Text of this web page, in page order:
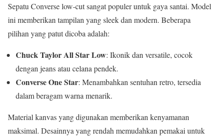
Sepatu Converse low-cut sangat populer untuk gaya santai. Model
ini memberikan tampilan yang sleek dan modern. Beberapa
pilihan yang patut dicoba adalah:
Chuck Taylor All Star Low: Ikonik dan versatile, cocok
dengan jeans atau celana pendek.
Converse One Star: Menambahkan sentuhan retro, tersedia
dalam beragam warna menarik.
Material kanvas yang digunakan memberikan kenyamanan
maksimal. Desainnya yang rendah memudahkan pemakai untuk